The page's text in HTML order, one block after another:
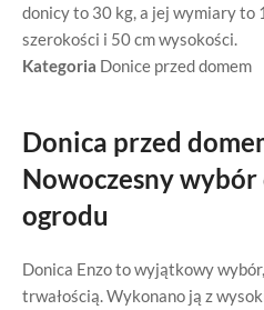
donicy to 30 kg, a jej wymiary to
szerokości i 50 cm wysokości.
Kategoria Donice przed domem
Donica przed
Nowoczesny wybór
ogrodu
Donica Enzo to wyjątkowy
trwałością. Wykonano ją z